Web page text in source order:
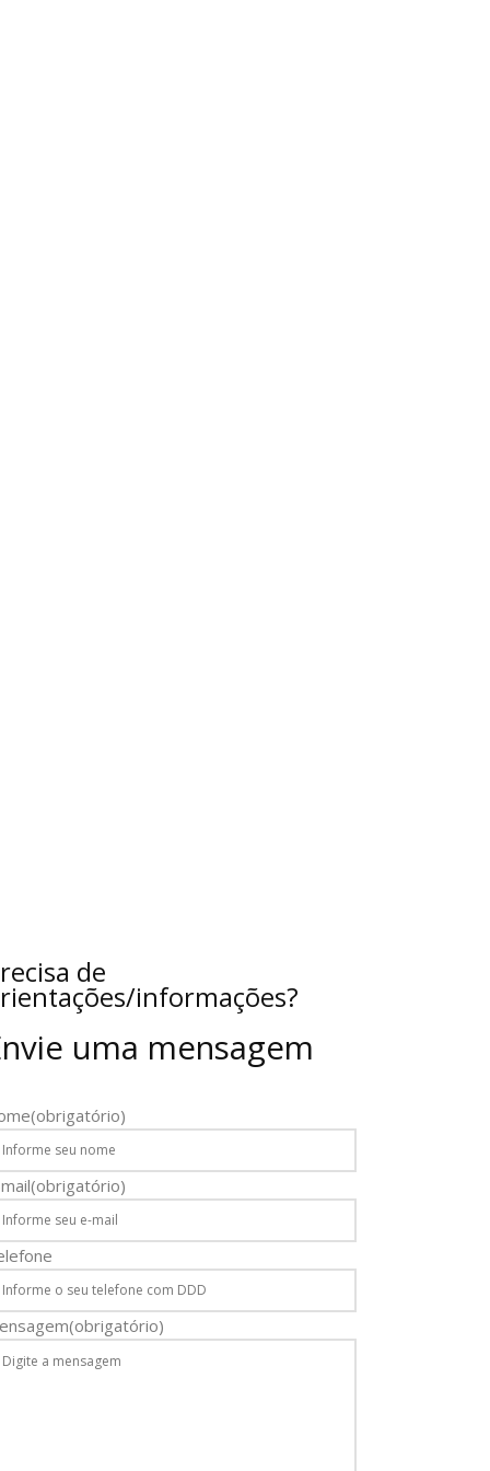
de
informações?
uma mensagem
(obrigatório)
(obrigatório)
(obrigatório)